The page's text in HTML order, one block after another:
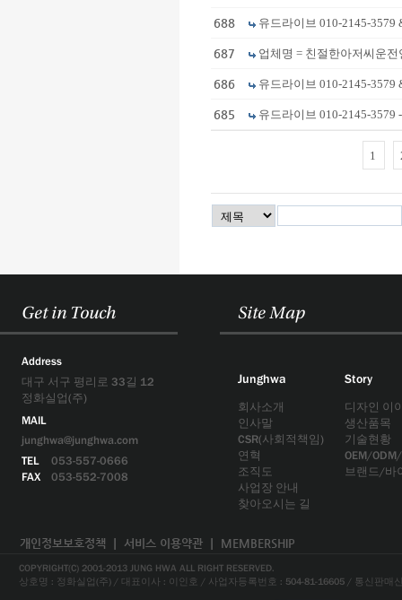
688 유드라이브 010-2145-3579
687 업체명 = 친절한아저씨운
686 유드라이브 010-2145-3579
685 유드라이브 010-2145-3579
1
Get in Touch
Address
대구 서구 평리로 33길 12
정화실업(주)
MAIL
junghwa@junghwa.com
TEL
053-557-0666
FAX
053-552-7008
Site Map
Junghwa
회사소개
인사말
CSR(사회적책임)
연혁
조직도
사업장 안내
찾아오시는 길
Story
디자인 이
생산품목
기술현황
OEM/
브랜드/바
개인정보보호정책 서비스 이용약관 MEMBERSHIP
COPYRIGHT(C) 2001-2013 JUNG HWA ALL RIGHT RESERVED.
상호명 : 정화실업(주) / 대표이사 : 이인호 / 사업자등록번호 : 504-81-16605 / 통신판매